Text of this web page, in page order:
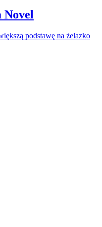
Novel
podstawę na żelazko